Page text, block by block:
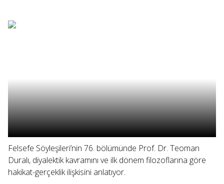
Felsefe Söyleşileri’nin 76. bölümünde Prof. Dr. Teoman
Duralı, diyalektik kavramını ve ilk dönem filozoflarına göre
hakikat-gerçeklik ilişkisini anlatıyor.